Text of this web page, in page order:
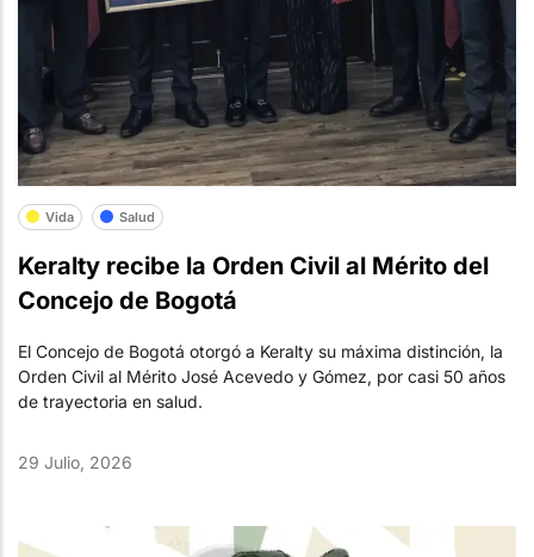
Vida Salud
Keralty recibe la Orden Civil al Mérito del
Concejo de Bogotá
El Concejo de Bogotá otorgó a Keralty su máxima distinción, la
Orden Civil al Mérito José Acevedo y Gómez, por casi 50 años
de trayectoria en salud.
29 Julio, 2026